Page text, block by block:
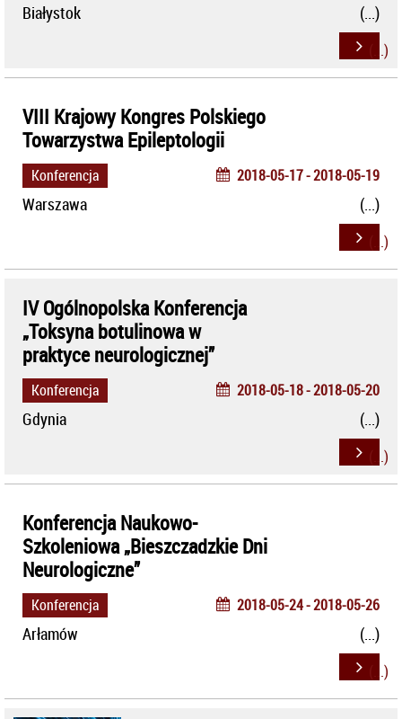
Białystok
VIII Krajowy Kongres Polskiego
Towarzystwa Epileptologii
Konferencja 2018-05-17 - 2018-05-19
Warszawa
IV Ogólnopolska Konferencja
„Toksyna botulinowa w
praktyce neurologicznej”
Konferencja 2018-05-18 - 2018-05-20
Gdynia
Konferencja Naukowo-
Szkoleniowa „Bieszczadzkie Dni
Neurologiczne”
Konferencja 2018-05-24 - 2018-05-26
Arłamów